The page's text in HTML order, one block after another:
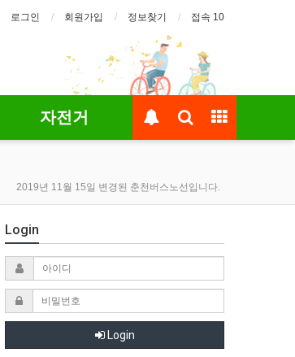
로그인 회원가입 정보찾기 접속 10
자전거
2019년 11월 15일 변경된 춘천버스노선입니다.
Login
Login